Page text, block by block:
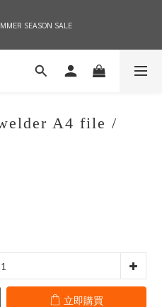
SEASON SALE
SEASON SALE
費，NT$10,000店到店與宅配到府免運費
SEASON SALEA4 file /
立即購買